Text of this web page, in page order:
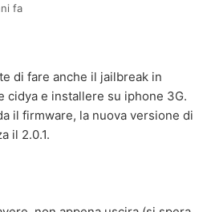
fa
di fare anche il jailbreak in
cidya e installere su iphone 3G.
il firmware, la nuova versione di
il 2.0.1.